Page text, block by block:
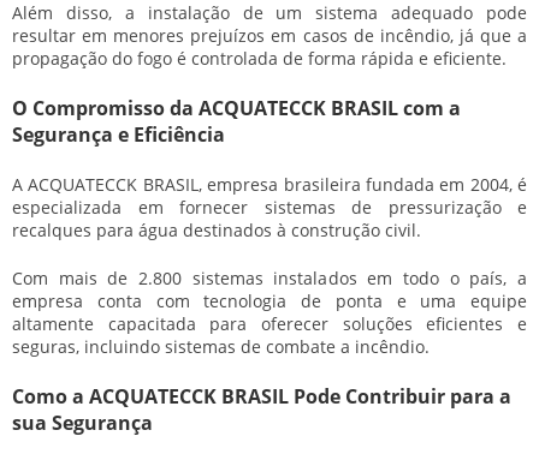
Além disso, a instalação de um sistema adequado pode
resultar em menores prejuízos em casos de incêndio, já que a
propagação do fogo é controlada de forma rápida e eficiente.
O Compromisso da ACQUATECCK BRASIL com a
Segurança e Eficiência
A ACQUATECCK BRASIL, empresa brasileira fundada em 2004, é
especializada em fornecer sistemas de pressurização e
recalques para água destinados à construção civil.
Com mais de 2.800 sistemas instalados em todo o país, a
empresa conta com tecnologia de ponta e uma equipe
altamente capacitada para oferecer soluções eficientes e
seguras, incluindo sistemas de combate a incêndio.
Como a ACQUATECCK BRASIL Pode Contribuir para a
sua Segurança